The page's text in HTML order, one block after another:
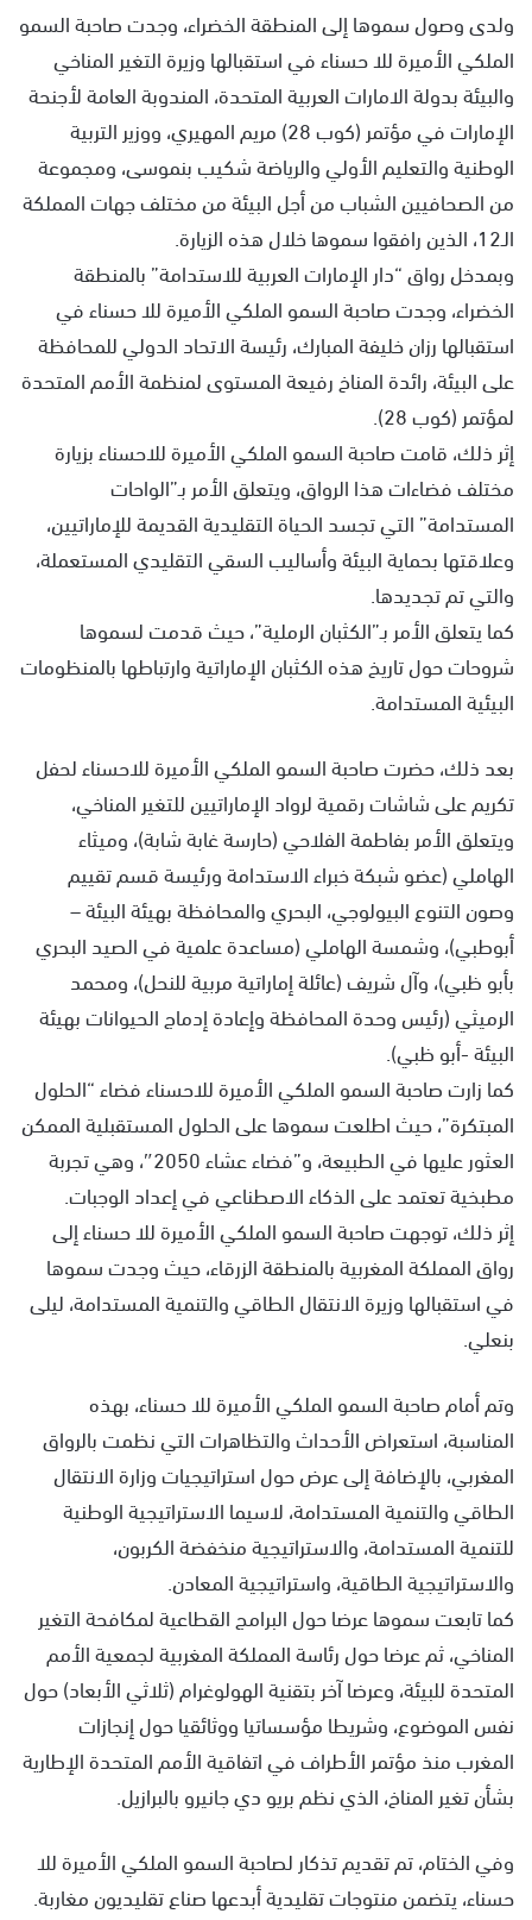
ولدى وصول سموها إلى المنطقة الخضراء، وجدت صاحبة السمو
الملكي الأميرة للا حسناء في استقبالها وزيرة التغير المناخي
والبيئة بدولة الامارات العربية المتحدة، المندوبة العامة لأجنحة
الإمارات في مؤتمر (كوب 28) مريم المهيري، ووزير التربية
الوطنية والتعليم الأولي والرياضة شكيب بنموسى، ومجموعة
من الصحافيين الشباب من أجل البيئة من مختلف جهات المملكة
الـ12، الذين رافقوا سموها خلال هذه الزيارة.
وبمدخل رواق “دار الإمارات العربية للاستدامة” بالمنطقة
الخضراء، وجدت صاحبة السمو الملكي الأميرة للا حسناء في
استقبالها رزان خليفة المبارك، رئيسة الاتحاد الدولي للمحافظة
على البيئة، رائدة المناخ رفيعة المستوى لمنظمة الأمم المتحدة
لمؤتمر (كوب 28).
إثر ذلك، قامت صاحبة السمو الملكي الأميرة للاحسناء بزيارة
مختلف فضاءات هذا الرواق، ويتعلق الأمر بـ”الواحات
المستدامة” التي تجسد الحياة التقليدية القديمة للإماراتيين،
وعلاقتها بحماية البيئة وأساليب السقي التقليدي المستعملة،
والتي تم تجديدها.
كما يتعلق الأمر بـ”الكثبان الرملية”، حيث قدمت لسموها
شروحات حول تاريخ هذه الكثبان الإماراتية وارتباطها بالمنظومات
البيئية المستدامة.
بعد ذلك، حضرت صاحبة السمو الملكي الأميرة للاحسناء لحفل
تكريم على شاشات رقمية لرواد الإماراتيين للتغير المناخي،
ويتعلق الأمر بفاطمة الفلاحي (حارسة غابة شابة)، وميثاء
الهاملي (عضو شبكة خبراء الاستدامة ورئيسة قسم تقييم
وصون التنوع البيولوجي، البحري والمحافظة بهيئة البيئة –
أبوطبي)، وشمسة الهاملي (مساعدة علمية في الصيد البحري
بأبو ظبي)، وآل شريف (عائلة إماراتية مربية للنحل)، ومحمد
الرميثي (رئيس وحدة المحافظة وإعادة إدماج الحيوانات بهيئة
البيئة -أبو ظبي).
كما زارت صاحبة السمو الملكي الأميرة للاحسناء فضاء “الحلول
المبتكرة”، حيث اطلعت سموها على الحلول المستقبلية الممكن
العثور عليها في الطبيعة، و”فضاء عشاء 2050″، وهي تجربة
مطبخية تعتمد على الذكاء الاصطناعي في إعداد الوجبات.
إثر ذلك، توجهت صاحبة السمو الملكي الأميرة للا حسناء إلى
رواق المملكة المغربية بالمنطقة الزرقاء، حيث وجدت سموها
في استقبالها وزيرة الانتقال الطاقي والتنمية المستدامة، ليلى
بنعلي.
وتم أمام صاحبة السمو الملكي الأميرة للا حسناء، بهذه
المناسبة، استعراض الأحداث والتظاهرات التي نظمت بالرواق
المغربي، بالإضافة إلى عرض حول استراتيجيات وزارة الانتقال
الطاقي والتنمية المستدامة، لاسيما الاستراتيجية الوطنية
للتنمية المستدامة، والاستراتيجية منخفضة الكربون،
والاستراتيجية الطاقية، واستراتيجية المعادن.
كما تابعت سموها عرضا حول البرامج القطاعية لمكافحة التغير
المناخي، ثم عرضا حول رئاسة المملكة المغربية لجمعية الأمم
المتحدة للبيئة، وعرضا آخر بتقنية الهولوغرام (ثلاثي الأبعاد) حول
نفس الموضوع، وشريطا مؤسساتيا ووثائقيا حول إنجازات
المغرب منذ مؤتمر الأطراف في اتفاقية الأمم المتحدة الإطارية
بشأن تغير المناخ، الذي نظم بريو دي جانيرو بالبرازيل.
وفي الختام، تم تقديم تذكار لصاحبة السمو الملكي الأميرة للا
حسناء، يتضمن منتوجات تقليدية أبدعها صناع تقليديون مغاربة.